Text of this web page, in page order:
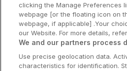
Booking Enquiries:
Hotellsupport:
clicking the Manage Preferences
webpage [or the floating icon on
webpage, if applicable] .Your
our Website. For more details,
We and our partners process
Use precise geolocation data.
characteristics for identification.